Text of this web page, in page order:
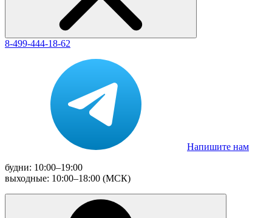
8-499-444-18-62
Напишите нам
будни: 10:00–19:00
выходные: 10:00–18:00 (МСК)